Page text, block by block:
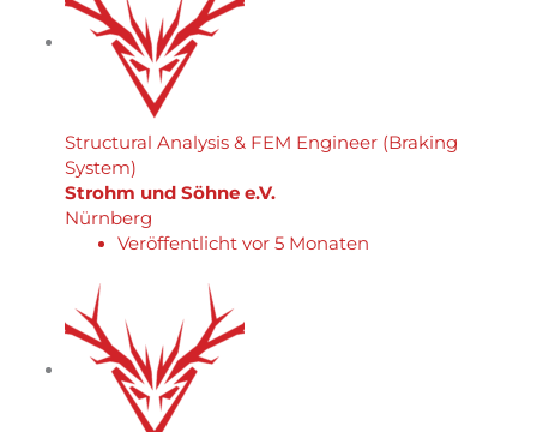
Structural Analysis & FEM Engineer (Braking
System)
Strohm und Söhne e.V.
Nürnberg
Veröffentlicht vor 5 Monaten